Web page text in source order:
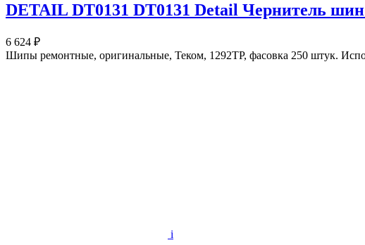
DETAIL DT0131 DT0131 Detail Чернитель
6 624 ₽
Шипы ремонтные, оригинальные, Теком, 1292ТР, фасовка 250 штук.
i